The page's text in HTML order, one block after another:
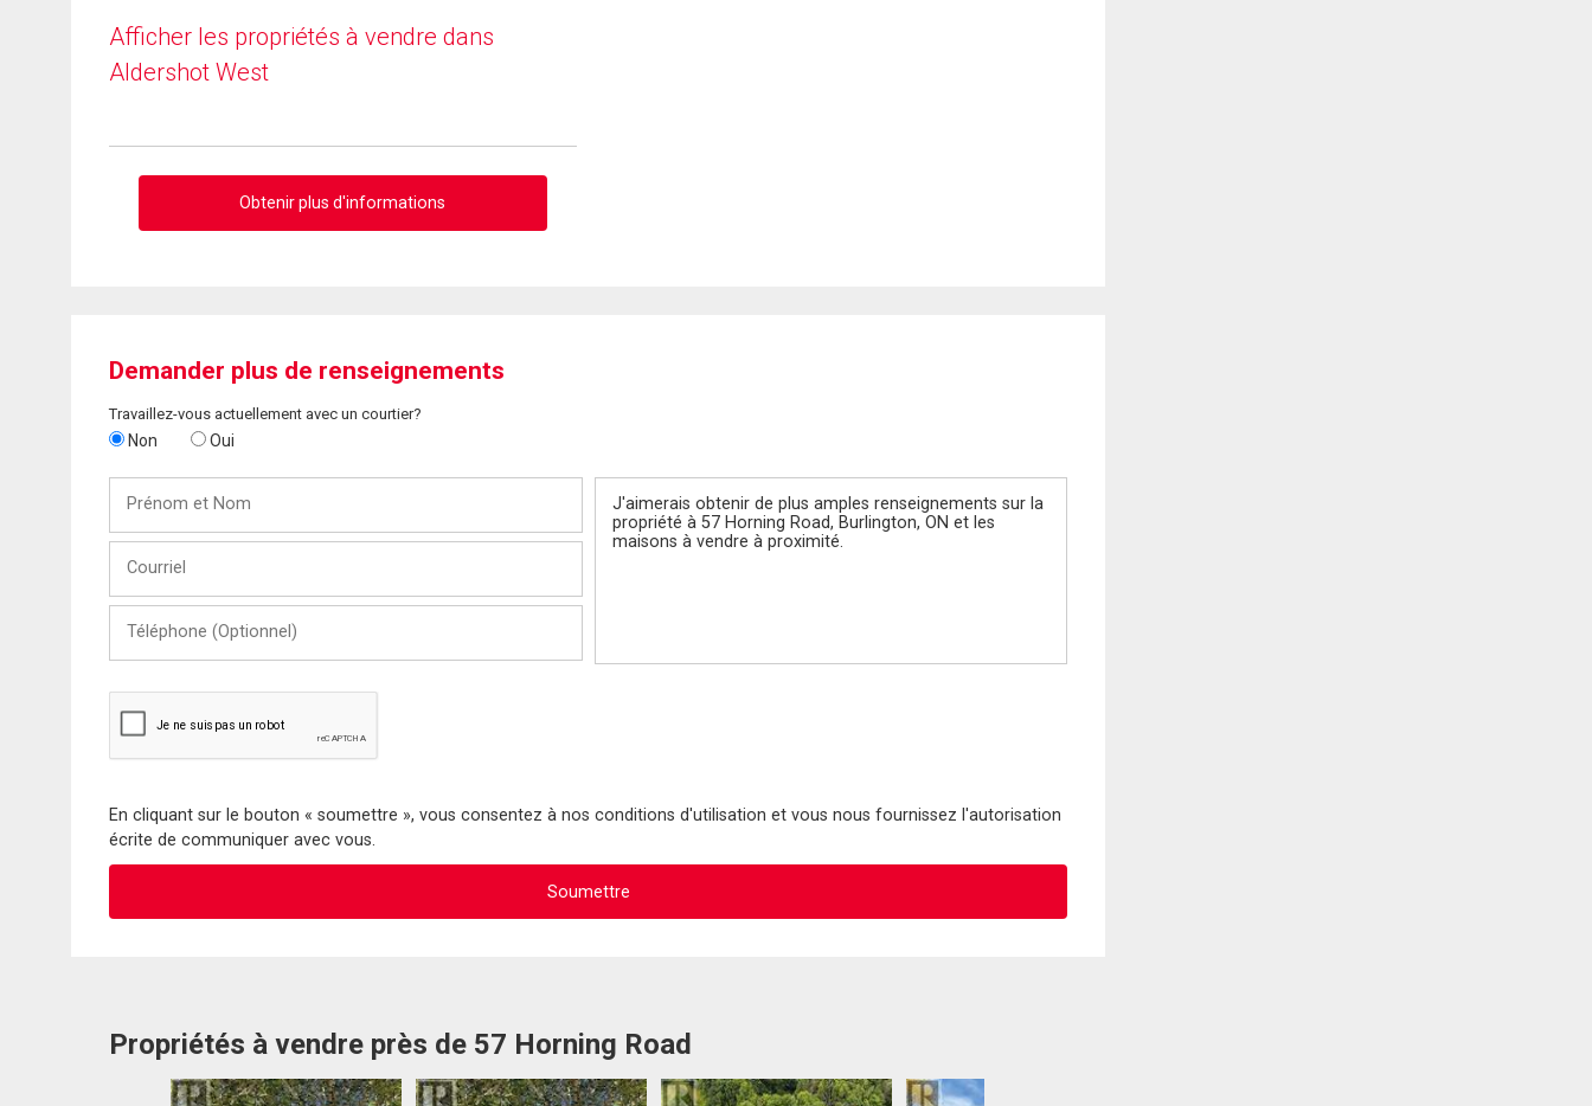
Afficher les propriétés à vendre dans
Aldershot West
Obtenir plus d'informations
Demander plus de renseignements
Travaillez-vous actuellement avec un courtier?
Non Oui
Nom
(Optionnel)
En cliquant sur le bouton « soumettre », vous consentez à nos conditions d'utilisation et vous nous fournissez l'autorisation
écrite de communiquer avec vous.
Propriétés à vendre près de 57 Horning Road